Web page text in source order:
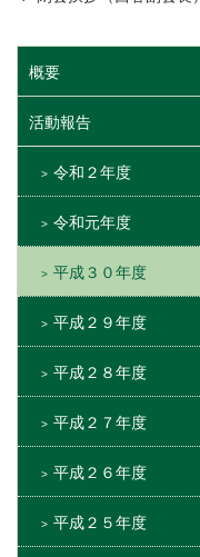
概要
活動報告
令和２年度
令和元年度
平成３０年度
平成２９年度
平成２８年度
平成２７年度
平成２６年度
平成２５年度